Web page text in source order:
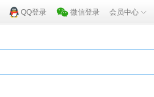
QQ登录 微信登录 会员中心